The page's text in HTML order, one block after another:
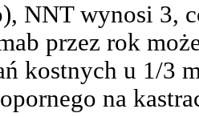
NNT wynosi 3,
przez rok
kostnych u 1/3
na